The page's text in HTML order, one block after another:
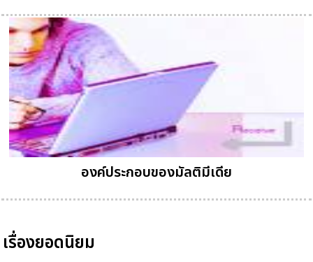
องค์ประกอบของมัลติมีเดีย
เรื่องยอดนิยม